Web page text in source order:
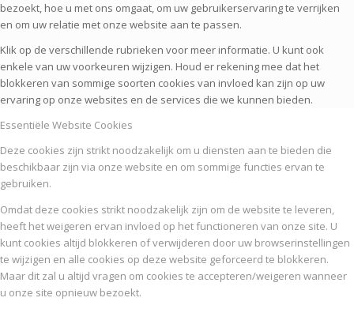
bezoekt, hoe u met ons omgaat, om uw gebruikerservaring te verrijken
en om uw relatie met onze website aan te passen.
Klik op de verschillende rubrieken voor meer informatie. U kunt ook
enkele van uw voorkeuren wijzigen. Houd er rekening mee dat het
blokkeren van sommige soorten cookies van invloed kan zijn op uw
ervaring op onze websites en de services die we kunnen bieden.
Essentiële Website Cookies
Deze cookies zijn strikt noodzakelijk om u diensten aan te bieden die
beschikbaar zijn via onze website en om sommige functies ervan te
gebruiken.
Omdat deze cookies strikt noodzakelijk zijn om de website te leveren,
heeft het weigeren ervan invloed op het functioneren van onze site. U
kunt cookies altijd blokkeren of verwijderen door uw browserinstellingen
te wijzigen en alle cookies op deze website geforceerd te blokkeren.
Maar dit zal u altijd vragen om cookies te accepteren/weigeren wanneer
u onze site opnieuw bezoekt.